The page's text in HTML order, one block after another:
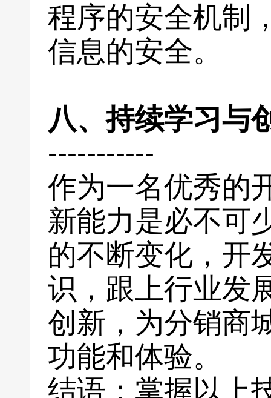
程序的安全机制
信息的安全。
八、持续学习与
-----------
作为一名优秀的
新能力是必不可
的不断变化，开
识，跟上行业发
创新，为分销商
功能和体验。
结语：掌握以上